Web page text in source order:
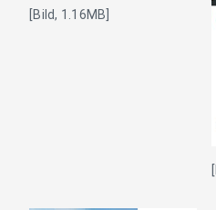
[Bild, 1.16MB]